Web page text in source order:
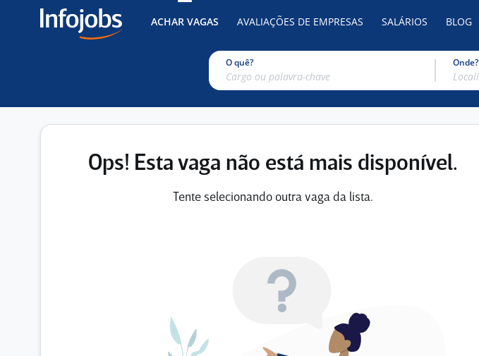
ACHAR VAGAS AVALIAÇÕES DE EMPRESAS SALÁRIOS BLOG
O quê? Onde?
Ops! Esta vaga não está mais disponível.
Tente selecionando outra vaga da lista.